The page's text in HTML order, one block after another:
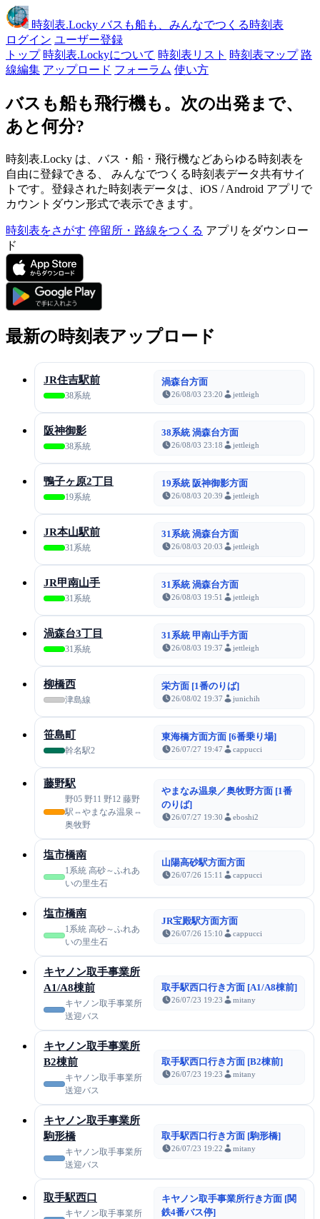
時刻表.Locky バスも船も、みんなでつくる時刻表
ログイン ユーザー登録
トップ 時刻表.Lockyについて 時刻表リスト 時刻表マップ 路
線編集 アップロード フォーラム 使い方
バスも船も飛行機も。次の出発まで、
あと何分?
時刻表.Locky は、バス・船・飛行機などあらゆる時刻表を
自由に登録できる、 みんなでつくる時刻表データ共有サイ
トです。登録された時刻表データは、iOS / Android アプリで
カウントダウン形式で表示できます。
時刻表をさがす 停留所・路線をつくる アプリをダウンロー
ド
最新の時刻表アップロード
JR住吉駅前
38系統
渦森台方面
26/08/03 23:20 jettleigh
阪神御影
38系統
38系統 渦森台方面
26/08/03 23:18 jettleigh
鴨子ヶ原2丁目
19系統
19系統 阪神御影方面
26/08/03 20:39 jettleigh
JR本山駅前
31系統
31系統 渦森台方面
26/08/03 20:03 jettleigh
JR甲南山手
31系統
31系統 渦森台方面
26/08/03 19:51 jettleigh
渦森台3丁目
31系統
31系統 甲南山手方面
26/08/03 19:37 jettleigh
柳橋西
津島線
栄方面 [1番のりば]
26/08/02 19:37 junichih
笹島町
幹名駅2
東海橋方面方面 [6番乗り場]
26/07/27 19:47 cappucci
藤野駅
野05 野11 野12 藤野
駅⇔やまなみ温泉⇔
奥牧野
やまなみ温泉／奥牧野方面 [1番
のりば]
26/07/27 19:30 eboshi2
塩市橋南
1系統 高砂～ふれあ
いの里生石
山陽高砂駅方面方面
26/07/26 15:11 cappucci
塩市橋南
1系統 高砂～ふれあ
いの里生石
JR宝殿駅方面方面
26/07/26 15:10 cappucci
キヤノン取手事業所
A1/A8棟前
キヤノン取手事業所
送迎バス
取手駅西口行き方面 [A1/A8棟前]
26/07/23 19:23 mitany
キヤノン取手事業所
B2棟前
キヤノン取手事業所
送迎バス
取手駅西口行き方面 [B2棟前]
26/07/23 19:23 mitany
キヤノン取手事業所
駒形橋
キヤノン取手事業所
送迎バス
取手駅西口行き方面 [駒形橋]
26/07/23 19:22 mitany
取手駅西口
キヤノン取手事業所
キヤノン取手事業所行き方面 [関
鉄4番バス停]